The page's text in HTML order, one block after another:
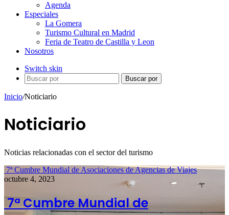
Agenda
Especiales
La Gomera
Turismo Cultural en Madrid
Feria de Teatro de Castilla y Leon
Nosotros
Switch skin
Buscar por
Inicio/Noticiario
Noticiario
Noticias relacionadas con el sector del turismo
7ª Cumbre Mundial de Asociaciones de Agencias de Viajes
octubre 4, 2023
7ª Cumbre Mundial de